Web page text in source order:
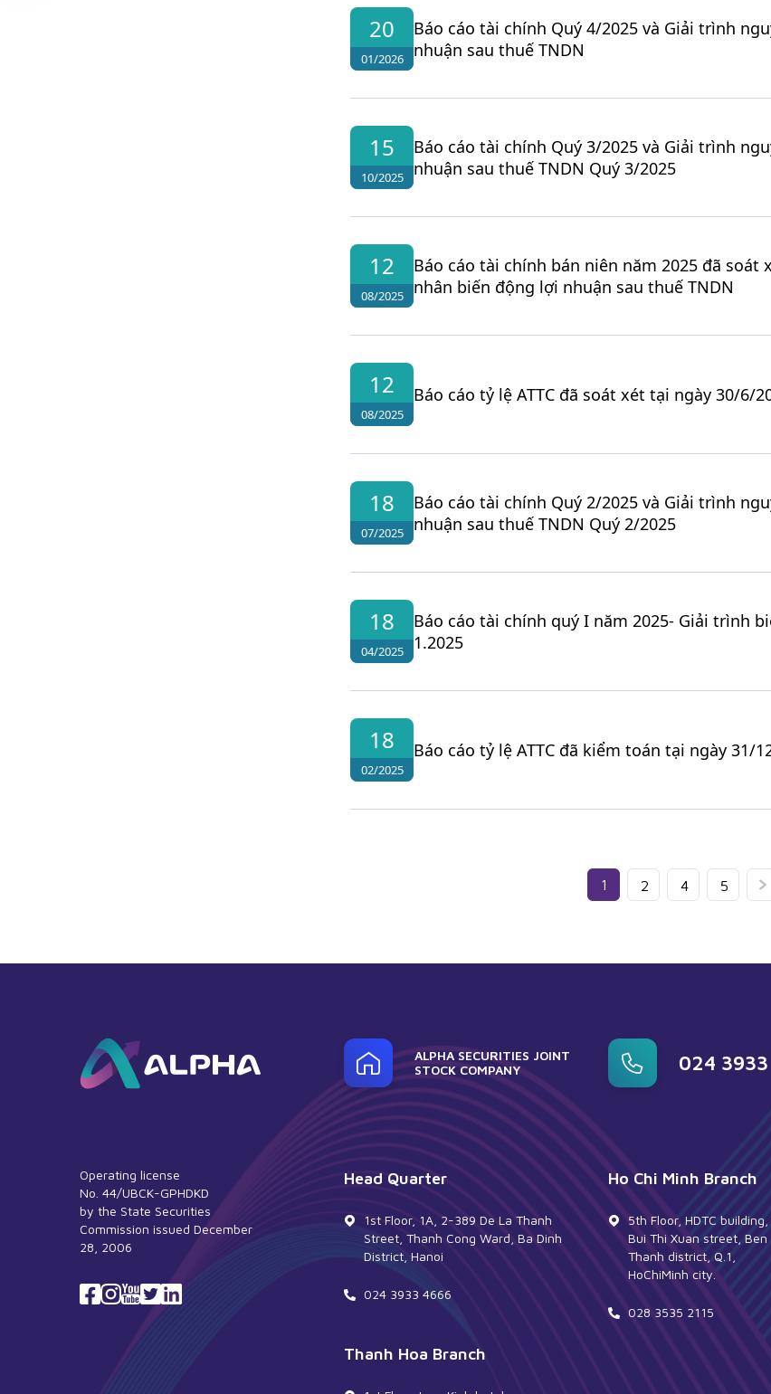
20
01/2026
Báo cáo tài chính Quý 4/2025 và Giải trình
nhuận sau thuế TNDN
15
10/2025
Báo cáo tài chính Quý 3/2025 và Giải trình
nhuận sau thuế TNDN Quý 3/2025
12
08/2025
Báo cáo tài chính bán niên năm 2025 đã soát
nhân biến động lợi nhuận sau thuế TNDN
12
08/2025
Báo cáo tỷ lệ ATTC đã soát xét tại ngày 30/6/
18
07/2025
Báo cáo tài chính Quý 2/2025 và Giải trình
nhuận sau thuế TNDN Quý 2/2025
18
04/2025
Báo cáo tài chính quý I năm 2025- Giải trình
1.2025
18
02/2025
Báo cáo tỷ lệ ATTC đã kiểm toán tại ngày 31/
1 2 4 5
ALPHA SECURITIES JOINT
STOCK COMPANY
024
Operating license
No. 44/UBCK-GPHDKD
by the State Securities
Commission issued December
28, 2006
Head Quarter
1st Floor, 1A, 2-389 De La Thanh
Street, Thanh Cong Ward, Ba Dinh
District, Hanoi
024 3933 4666
Ho Chi Minh Branch
5th Floor, HDTC building,
Bui Thi Xuan street, Ben
Thanh district, Q.1,
HoChiMinh city.
028 3535 2115
Thanh Hoa Branch